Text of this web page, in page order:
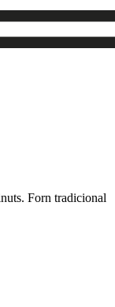
Forn tradicional